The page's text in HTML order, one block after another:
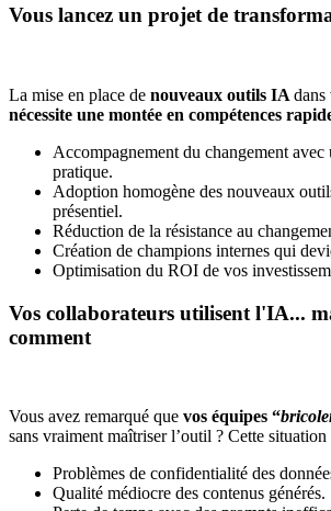
Vous lancez un projet de
La mise en place de nouveaux outils IA dans
nécessite une montée en compétences
Accompagnement du changement avec
pratique.
Adoption homogène des nouveaux
présentiel.
Réduction de la résistance au
Création de champions internes qui
Optimisation du ROI de vos
Vos collaborateurs utilisent l'IA...
comment
Vous avez remarqué que vos équipes “
sans vraiment maîtriser l’outil ? Cette situation
Problèmes de confidentialité des
Qualité médiocre des contenus générés.